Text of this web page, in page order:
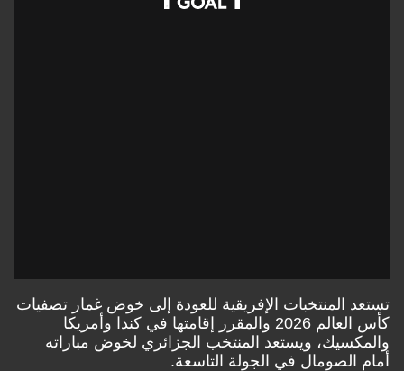
تستعد المنتخبات الإفريقية للعودة إلى خوض غمار تصفيات
كأس العالم 2026 والمقرر إقامتها في كندا وأمريكا
والمكسيك، ويستعد المنتخب الجزائري لخوض مباراته
أمام الصومال في الجولة التاسعة.